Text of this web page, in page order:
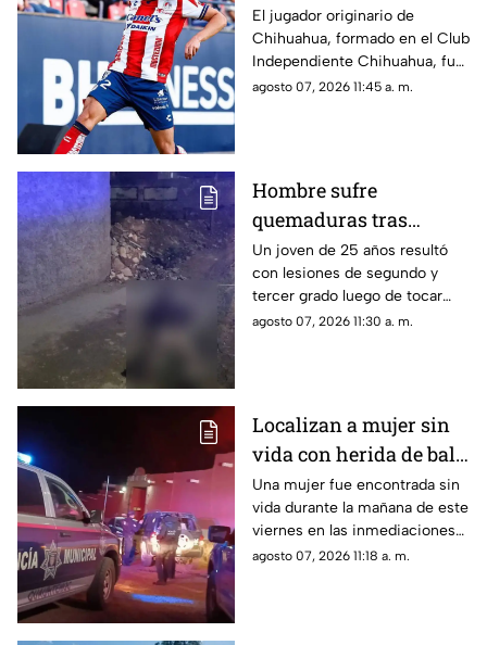
Torres cumple el sueño
de enfrentar a Lionel
Messi en la Leagues
Cup 2026
El jugador originario de
Chihuahua, formado en el Club
Independiente Chihuahua, fue
titular con Atlético de San Luis.
agosto 07, 2026 11:45 a. m.
Hombre sufre
quemaduras tras
recibir descarga
eléctrica por cable
expuesto en banqueta
de Ciudad Juárez
Un joven de 25 años resultó
con lesiones de segundo y
tercer grado luego de tocar
accidentalmente un cable con
agosto 07, 2026 11:30 a. m.
Localizan a mujer sin
vida con herida de bala
en la cabeza cerca del
Campo 34 en
Cuauhtémoc
Una mujer fue encontrada sin
vida durante la mañana de este
viernes en las inmediaciones
del Campo 34, en el municipio
agosto 07, 2026 11:18 a. m.